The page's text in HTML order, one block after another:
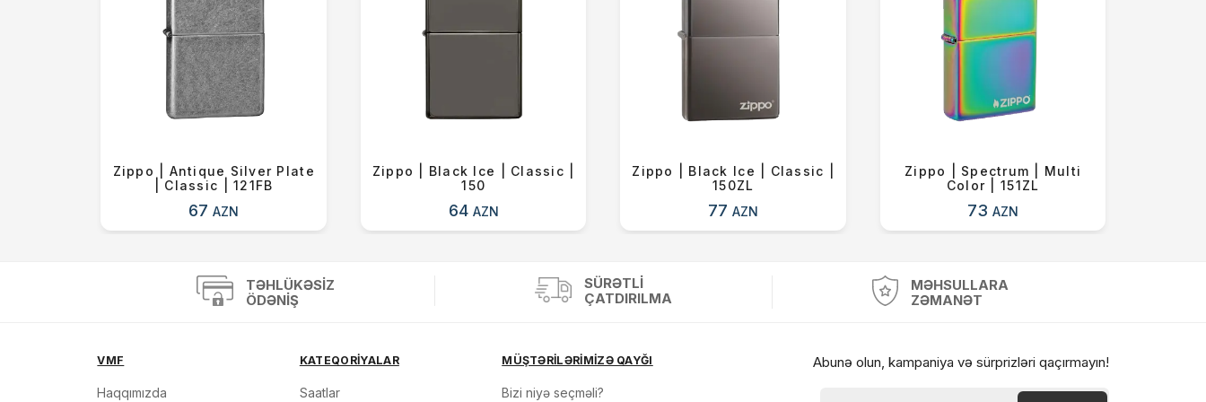
Zippo | Antique Silver Plate
| Classic | 121FB
67AZN
Zippo | Black Ice | Classic |
150
64 AZN
Zippo | Black Ice | Classic |
150ZL
77AZN
Zippo | Spectrum | Multi
Color | 151ZL
73AZN
TƏHLÜKƏSIZ
ÖDƏNIŞ
SÜRƏTLI
ÇATDIRILMA
MƏHSULLARA
ZƏMANƏT
VMF
Haqqımızda
KATEQORİYALAR
Saatlar
MÜŞTƏRİLƏRİMİZƏ QAYĞI
Bizi niyə seçməli?
Abunə olun, kampaniya və sürprizləri qaçırmayın!